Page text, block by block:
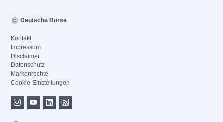
Deutsche Börse
Kontakt
Impressum
Disclaimer
Datenschutz
Markenrechte
Cookie-Einstellungen